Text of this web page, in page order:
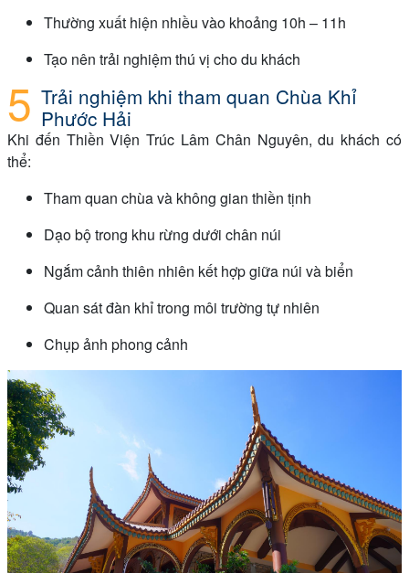
Thường xuất hiện nhiều vào khoảng 10h – 11h
Tạo nên trải nghiệm thú vị cho du khách
Trải nghiệm khi tham quan Chùa Khỉ
Phước Hải
Khi đến Thiền Viện Trúc Lâm Chân Nguyên, du khách có
thể:
Tham quan chùa và không gian thiền tịnh
Dạo bộ trong khu rừng dưới chân núi
Ngắm cảnh thiên nhiên kết hợp giữa núi và biển
Quan sát đàn khỉ trong môi trường tự nhiên
Chụp ảnh phong cảnh